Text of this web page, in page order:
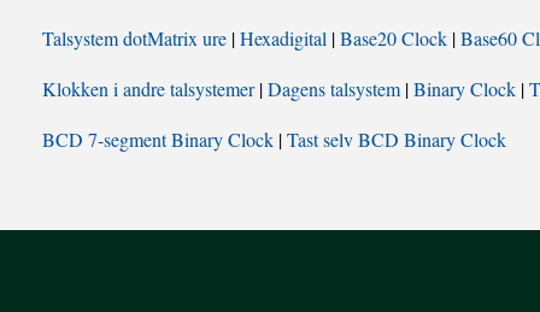
Talsystem dotMatrix ure |Hexadigital |Base20 Clock |Base60
Klokken i andre talsystemer|Dagens talsystem |Binary Clock |
BCD 7-segment Binary Clock |Tast selv BCD Binary Clock